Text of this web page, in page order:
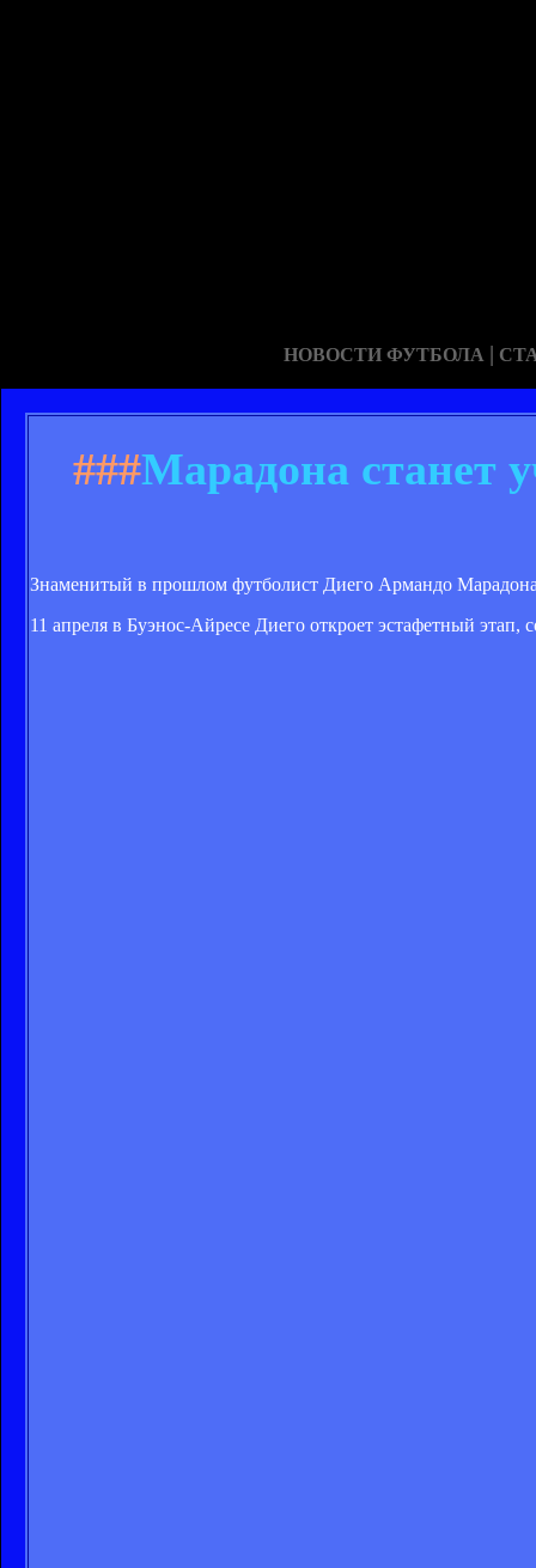
НОВОСТИ ФУТБОЛА |
###Марадона станет
Знаменитый в прошлом футболист Диего Армандо Марадона
11 апреля в Буэнос-Айресе Диего откроет эстафетный этап,